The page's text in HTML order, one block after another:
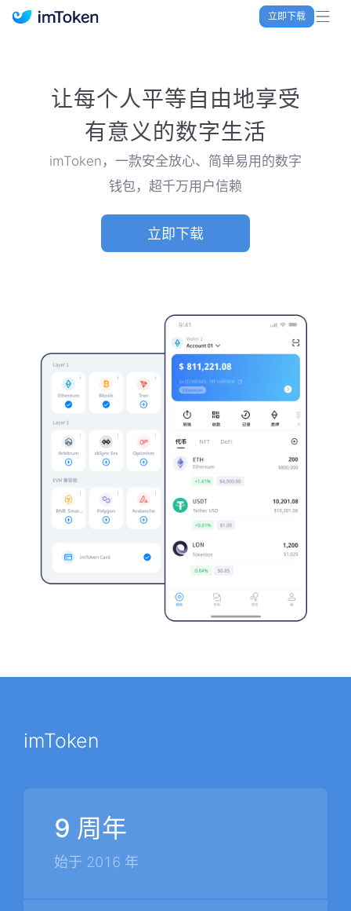
立即下载
imToken 官网｜联合TRX空投大礼包
让每个人平等自由地享受
有意义的数字生活
imToken，一款安全放心、简单易用的数字
钱包，超千万用户信赖
立即下载
imToken
9 周年
始于 2016 年